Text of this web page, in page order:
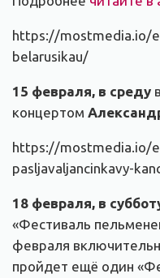
https://mostmedia.io/
belarusikau/
15 февраля, в среду
концертом
https://mostmedia.io/
pasljavaljancinkavy-
18 февраля, в
«Фестиваль
февраля
пройдет ещё один